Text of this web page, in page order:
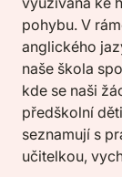
pohybu. V
anglického
naše škola
kde se naši
předškolní
seznamují s
učitelkou,